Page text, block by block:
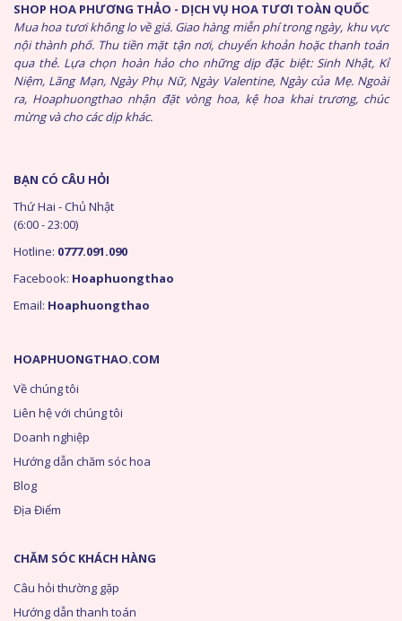
SHOP HOA PHƯƠNG THẢO - DỊCH VỤ HOA TƯƠI TOÀN QUỐC
Mua hoa tươi không lo về giá. Giao hàng miễn phí trong ngày, khu vực
nội thành phố. Thu tiền mặt tận nơi, chuyển khoản hoặc thanh toán
qua thẻ. Lựa chọn hoàn hảo cho những dịp đặc biệt: Sinh Nhật, Kỉ
Niệm, Lãng Mạn, Ngày Phụ Nữ, Ngày Valentine, Ngày của Mẹ. Ngoài
ra, Hoaphuongthao nhận đặt vòng hoa, kệ hoa khai trương, chúc
mừng và cho các dịp khác.
HOAPHUONGTHAO.COM
Về chúng tôi
Liên hệ với chúng tôi
Doanh nghiệp
Hướng dẫn chăm sóc hoa
Blog
Địa Điểm
CHĂM SÓC KHÁCH HÀNG
Câu hỏi thường gặp
Hướng dẫn thanh toán
BẠN CÓ CÂU HỎI
Thứ Hai - Chủ Nhật
(6:00 - 23:00)
Hotline: 0777.091.090
Facebook: Hoaphuongthao
Email: Hoaphuongthao